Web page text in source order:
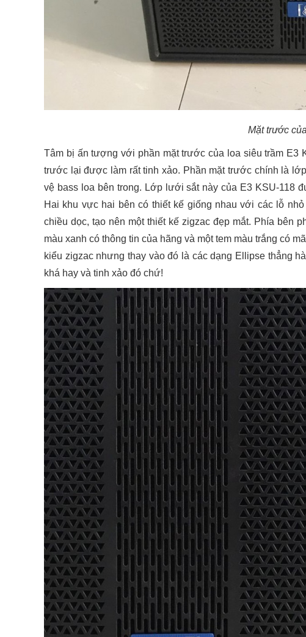
Mặt trước
Tâm bị ấn tượng với phần mặt trước của loa siêu trầm E3
trước lại được làm rất tinh xảo. Phần mặt trước chính là
vệ bass loa bên trong. Lớp lưới sắt này của E3 KSU-118
Hai khu vực hai bên có thiết kế giống nhau với các lỗ
chiều dọc, tạo nên một thiết kế zigzac đẹp mắt. Phía bên
màu xanh có thông tin của hãng và một tem màu trắng có
kiểu zigzac nhưng thay vào đó là các dạng Ellipse thẳng
khá hay và tinh xảo đó chứ!